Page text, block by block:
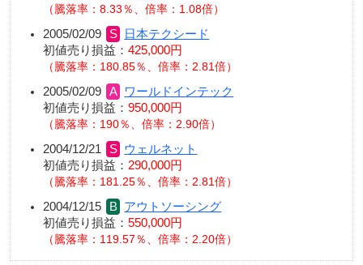
騰落率：8.33％、倍率：1.08倍
2005/02/09
日本テクシード
初値売り損益： 425,000円
騰落率：180.85％、倍率：2.81倍
2005/02/09
ワールドインテック
初値売り損益： 950,000円
騰落率：190％、倍率：2.90倍
2004/12/21
ウェルネット
初値売り損益： 290,000円
騰落率：181.25％、倍率：2.81倍
2004/12/15
アウトソーシング
初値売り損益： 550,000円
騰落率：119.57％、倍率：2.20倍